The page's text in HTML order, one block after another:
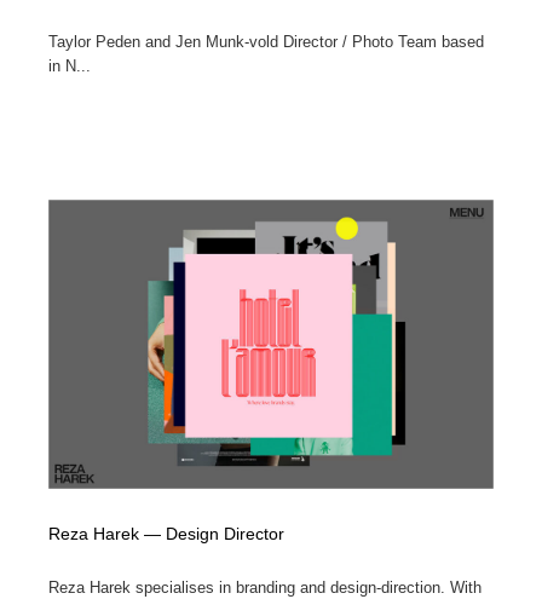
Taylor Peden and Jen Munk-vold Director / Photo Team based
in N...
Reza Harek — Design Director
Reza Harek specialises in branding and design-direction. With